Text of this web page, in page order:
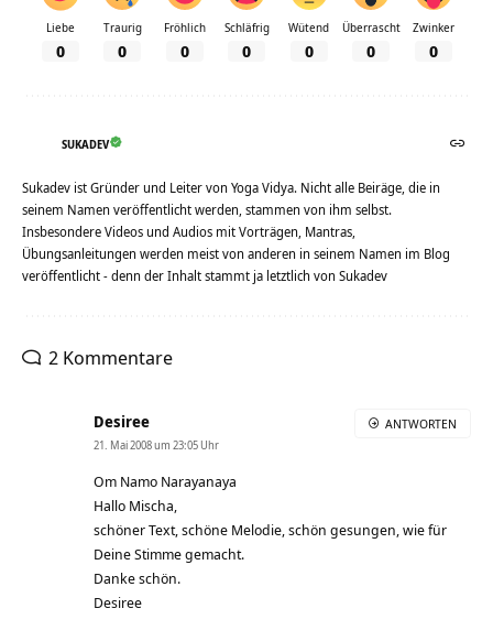
Liebe
0
Traurig
0
Fröhlich
0
Schläfrig
0
Wütend
0
Überrascht
0
Zwinker
0
SUKADEV
Sukadev ist Gründer und Leiter von Yoga Vidya. Nicht alle Beiräge, die in
seinem Namen veröffentlicht werden, stammen von ihm selbst.
Insbesondere Videos und Audios mit Vorträgen, Mantras,
Übungsanleitungen werden meist von anderen in seinem Namen im Blog
veröffentlicht - denn der Inhalt stammt ja letztlich von Sukadev
2 Kommentare
Desiree
21. Mai 2008 um 23:05 Uhr
Om Namo Narayanaya
Hallo Mischa,
schöner Text, schöne Melodie, schön gesungen, wie für
Deine Stimme gemacht.
Danke schön.
Desiree
ANTWORTEN